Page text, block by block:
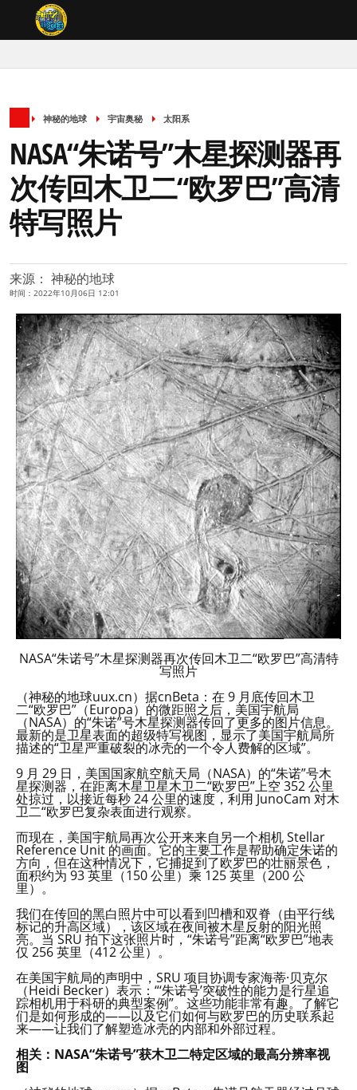
神秘的地球 宇宙奥秘 太阳系
NASA“朱诺号”木星探测器再
次传回木卫二“欧罗巴”高清
特写照片
来源： 神秘的地球
时间：2022年10月06日 12:01
NASA“朱诺号”木星探测器再次传回木卫二“欧罗巴”高清特
写照片
（神秘的地球uux.cn）据cnBeta：在 9 月底传回木卫
二“欧罗巴”（Europa）的微距照之后，美国宇航局
（NASA）的“朱诺”号木星探测器传回了更多的图片信息。
最新的是卫星表面的超级特写视图，显示了美国宇航局所
描述的“卫星严重破裂的冰壳的一个令人费解的区域”。
9 月 29 日，美国国家航空航天局（NASA）的“朱诺”号木
星探测器，在距离木星卫星木卫二“欧罗巴”上空 352 公里
处掠过，以接近每秒 24 公里的速度，利用 JunoCam 对木
卫二“欧罗巴复杂表面进行观察。
而现在，美国宇航局再次公开来来自另一个相机 Stellar
Reference Unit 的画面。它的主要工作是帮助确定朱诺的
方向，但在这种情况下，它捕捉到了欧罗巴的壮丽景色，
面积约为 93 英里（150 公里）乘 125 英里（200 公
里）。
我们在传回的黑白照片中可以看到凹槽和双脊（由平行线
标记的升高区域），该区域在夜间被木星反射的阳光照
亮。当 SRU 拍下这张照片时，“朱诺号”距离“欧罗巴”地表
仅 256 英里（412 公里）。
在美国宇航局的声明中，SRU 项目协调专家海蒂·贝克尔
（Heidi Becker）表示：“‘朱诺号’突破性的能力是行星追
踪相机用于科研的典型案例”。这些功能非常有趣。了解它
们是如何形成的——以及它们如何与欧罗巴的历史联系起
来——让我们了解塑造冰壳的内部和外部过程。
相关：NASA“朱诺号”获木卫二特定区域的最高分辨率视
图